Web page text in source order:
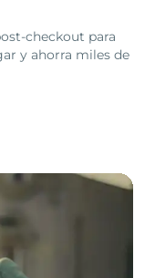
checkout para
y ahorra miles de